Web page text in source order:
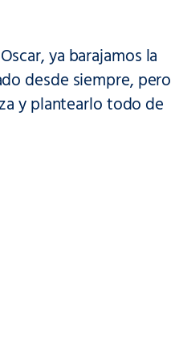
ya barajamos la
desde siempre, pero
y plantearlo todo de